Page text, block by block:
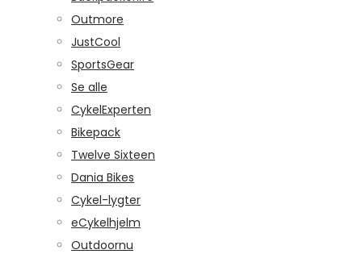
Outmore
JustCool
SportsGear
Se alle
CykelExperten
Bikepack
Twelve Sixteen
Dania Bikes
Cykel-lygter
eCykelhjelm
Outdoornu